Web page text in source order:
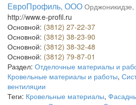
ЕвроПрофиль, ООО Орджоникидзе,
http://www.e-profil.ru
Основной: (3812) 27-22-37
Основной: (3812) 38-23-90
Основной: (3812) 38-32-48
Основной: (3812) 79-87-01
Раздел: Отделочные материалы и
Кровельные материалы и работы,
вентиляции
Теги: Кровельные материалы,